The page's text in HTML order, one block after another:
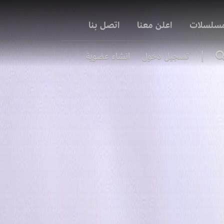
اعلن معنا اتصل بنا
| تسجيل دخول انشاء عضوية